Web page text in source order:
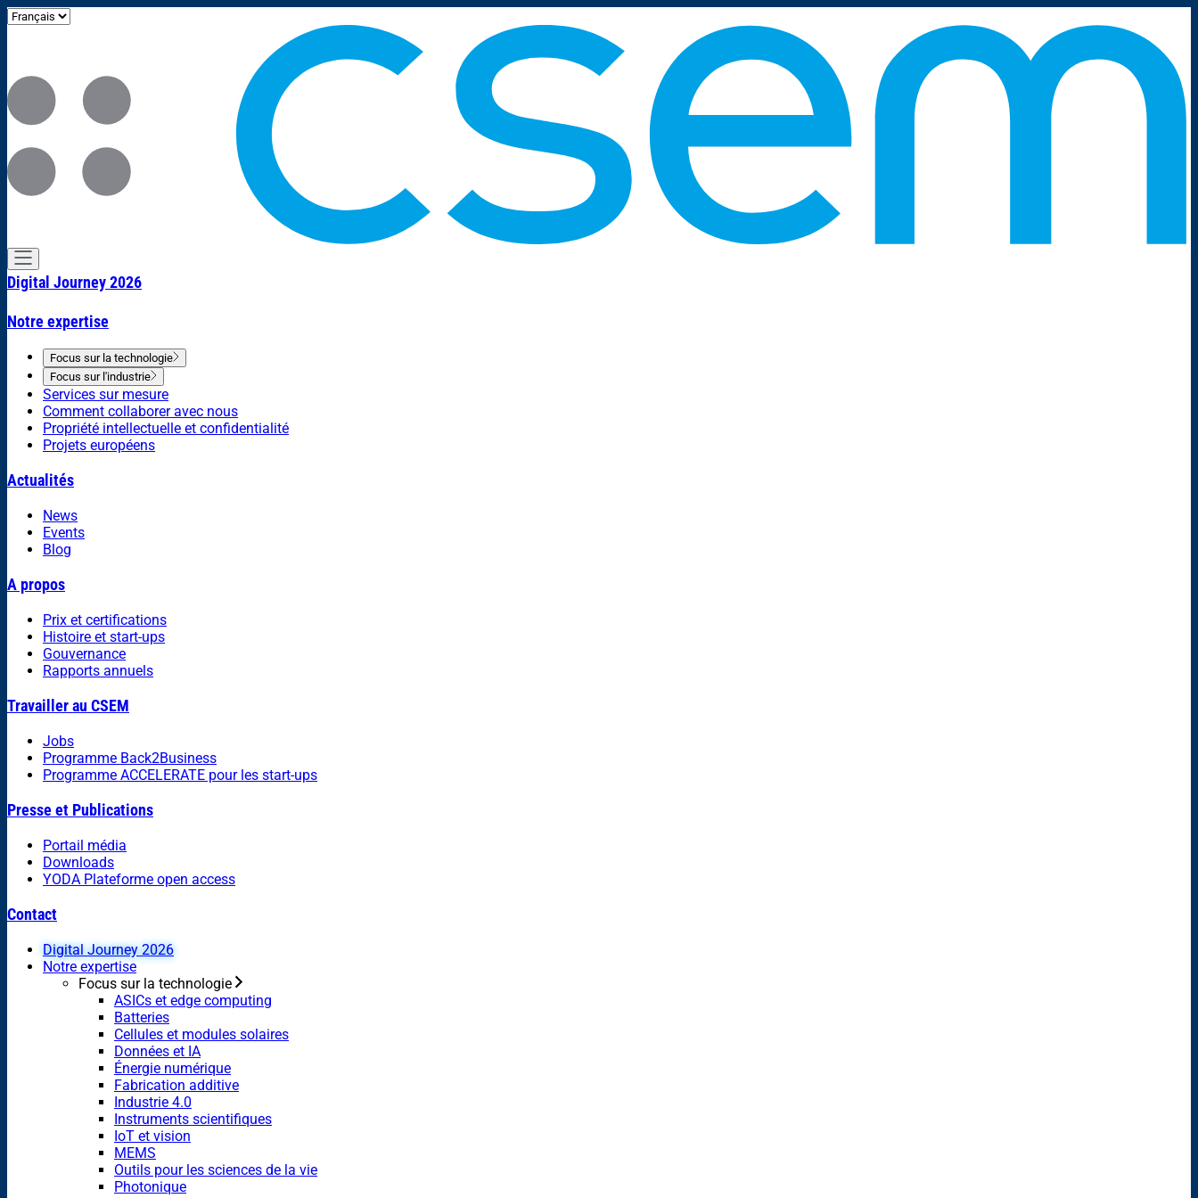
Digital Journey 2026
Notre expertise
Focus sur la technologie
Focus sur l'industrie
Services sur mesure
Comment collaborer avec nous
Propriété intellectuelle et confidentialité
Projets européens
Actualités
News
Events
Blog
A propos
Prix et certifications
Histoire et start-ups
Gouvernance
Rapports annuels
Travailler au CSEM
Jobs
Programme Back2Business
Programme ACCELERATE pour les start-ups
Presse et Publications
Portail média
Downloads
YODA Plateforme open access
Contact
Digital Journey 2026
Notre expertise
Focus sur la technologie
ASICs et edge computing
Batteries
Cellules et modules solaires
Données et IA
Énergie numérique
Fabrication additive
Industrie 4.0
Instruments scientifiques
IoT et vision
MEMS
Outils pour les sciences de la vie
Photonique